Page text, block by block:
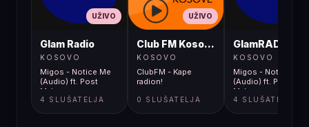
UŽIVO
Glam Radio
KOSOVO
Migos - Notice Me
(Audio) ft. Post
Malone
4 SLUŠATELJA
UŽIVO
Club FM Kosovë
KOSOVO
ClubFM - Kape
radion!
0 SLUŠATELJA
GlamRADIO
KOSOVO
Migos - Notice Me
(Audio) ft. Post
Malone
4 SLUŠATELJA